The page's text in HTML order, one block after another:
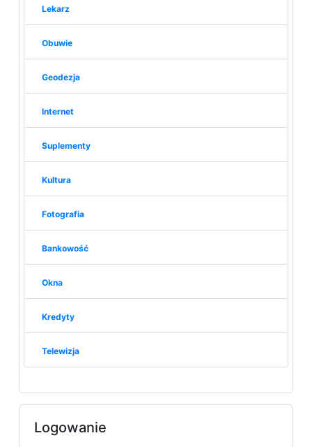
Lekarz
Obuwie
Geodezja
Internet
Suplementy
Kultura
Fotografia
Bankowość
Okna
Kredyty
Telewizja
Logowanie